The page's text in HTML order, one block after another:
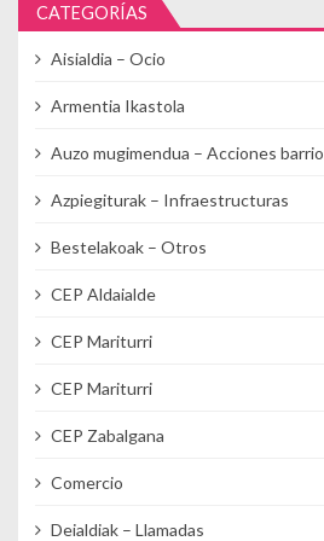
CATEGORÍAS
Aisialdia – Ocio
Armentia Ikastola
Auzo mugimendua – Acciones barrio
Azpiegiturak – Infraestructuras
Bestelakoak – Otros
CEP Aldaialde
CEP Mariturri
CEP Mariturri
CEP Zabalgana
Comercio
Deialdiak – Llamadas